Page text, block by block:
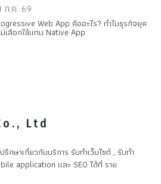
ก.ค. 69
Web App คืออะไร? ทำไมธุรกิจยุค
เลือกใช้แทน Native App
Ltd
กษาเกี่ยวกับบริการ รับทำเว็บไซต์ , รับทำ
application และ SEO ได้ที่ ราย